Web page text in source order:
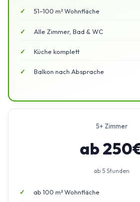
51–100 m² Wohnfläche
Alle Zimmer, Bad & WC
Küche komplett
Balkon nach Absprache
5+ Zimmer
ab
ab 5 Stunden
ab 100 m² Wohnfläche